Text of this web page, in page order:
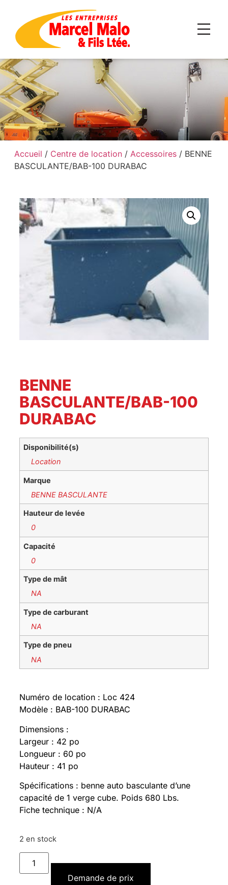
Accueil / Centre de location/ Accessoires/ BENNE
BASCULANTE/BAB-100 DURABAC
BENNE
BASCULANTE/BAB-100
DURABAC
Disponibilité(s)
Location
Marque
BENNE BASCULANTE
Hauteur de levée
0
Capacité
0
Type de mât
NA
Type de carburant
NA
Type de pneu
NA
Numéro de location : Loc 424
Modèle : BAB-100 DURABAC
Dimensions :
Largeur : 42 po
Longueur : 60 po
Hauteur : 41 po
Spécifications : benne auto basculante d’une
capacité de 1 verge cube. Poids 680 Lbs.
Fiche technique : N/A
2 en stock
Demande de prix